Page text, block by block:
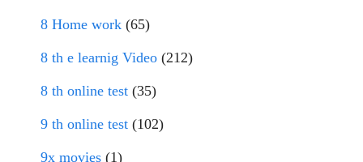
8 Home work (65)
8 th e learnig Video (212)
8 th online test (35)
9 th online test (102)
9x movies (1)